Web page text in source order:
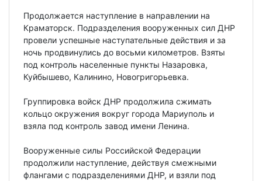
Продолжается наступление в направлении на
Краматорск. Подразделения вооруженных сил ДНР
провели успешные наступательные действия и за
ночь продвинулись до восьми километров. Взяты
под контроль населенные пункты Назаровка,
Куйбышево, Калинино, Новогригорьевка.
Группировка войск ДНР продолжила сжимать
кольцо окружения вокруг города Мариуполь и
взяла под контроль завод имени Ленина.
Вооруженные силы Российской Федерации
продолжили наступление, действуя смежными
флангами с подразделениями ДНР, и взяли под